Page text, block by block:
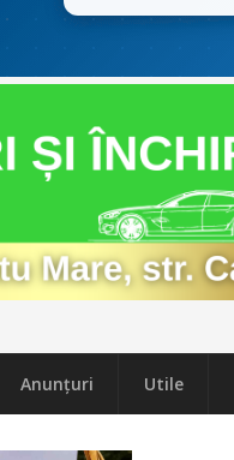
Anunțuri Utile